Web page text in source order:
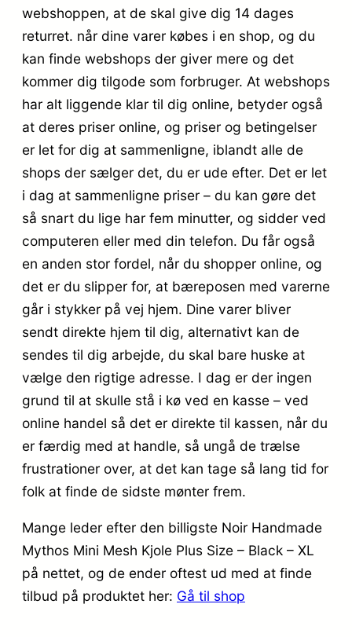
webshoppen, at de skal give dig 14 dages
returret. når dine varer købes i en shop, og du
kan finde webshops der giver mere og det
kommer dig tilgode som forbruger. At webshops
har alt liggende klar til dig online, betyder også
at deres priser online, og priser og betingelser
er let for dig at sammenligne, iblandt alle de
shops der sælger det, du er ude efter. Det er let
i dag at sammenligne priser – du kan gøre det
så snart du lige har fem minutter, og sidder ved
computeren eller med din telefon. Du får også
en anden stor fordel, når du shopper online, og
det er du slipper for, at bæreposen med varerne
går i stykker på vej hjem. Dine varer bliver
sendt direkte hjem til dig, alternativt kan de
sendes til dig arbejde, du skal bare huske at
vælge den rigtige adresse. I dag er der ingen
grund til at skulle stå i kø ved en kasse – ved
online handel så det er direkte til kassen, når du
er færdig med at handle, så ungå de trælse
frustrationer over, at det kan tage så lang tid for
folk at finde de sidste mønter frem.
Mange leder efter den billigste Noir Handmade
Mythos Mini Mesh Kjole Plus Size – Black – XL
på nettet, og de ender oftest ud med at finde
tilbud på produktet her: Gå til shop